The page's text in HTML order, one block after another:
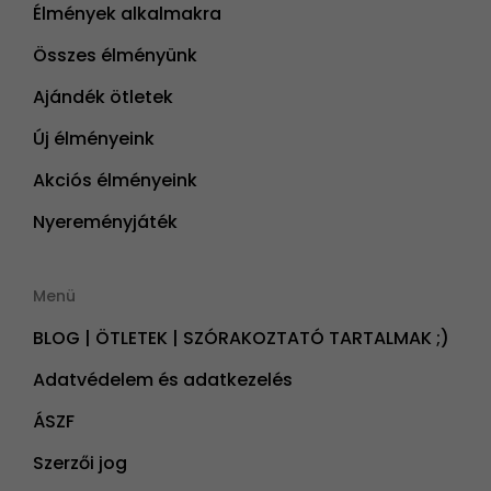
Élmények alkalmakra
Összes élményünk
Ajándék ötletek
Új élményeink
Akciós élményeink
Nyereményjáték
Menü
BLOG | ÖTLETEK | SZÓRAKOZTATÓ TARTALMAK ;)
Adatvédelem és adatkezelés
ÁSZF
Szerzői jog